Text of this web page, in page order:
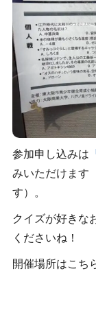
参加申し込みは
みいただけます
す）。
クイズが好きな
くださいね！
開催場所はこち